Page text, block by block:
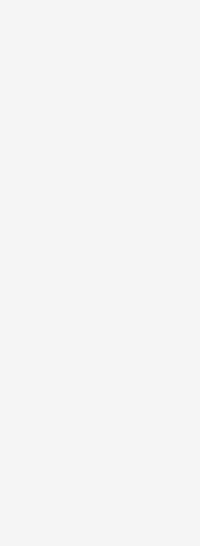
Ворог завдав комбінованого
після атаки БПЛА по ринку на
Приїхав за паспортом та